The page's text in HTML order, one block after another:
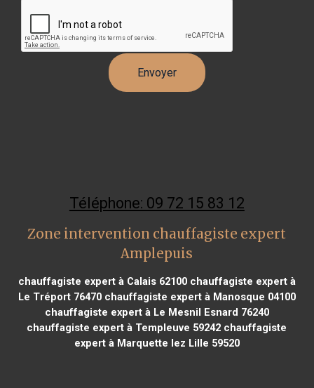
Téléphone: 09 72 15 83 12
Zone intervention chauffagiste expert
Amplepuis
chauffagiste expert à Calais 62100chauffagiste expert à
Le Tréport 76470chauffagiste expert à Manosque 04100
chauffagiste expert à Le Mesnil Esnard 76240
chauffagiste expert à Templeuve 59242 chauffagiste
expert à Marquette lez Lille 59520